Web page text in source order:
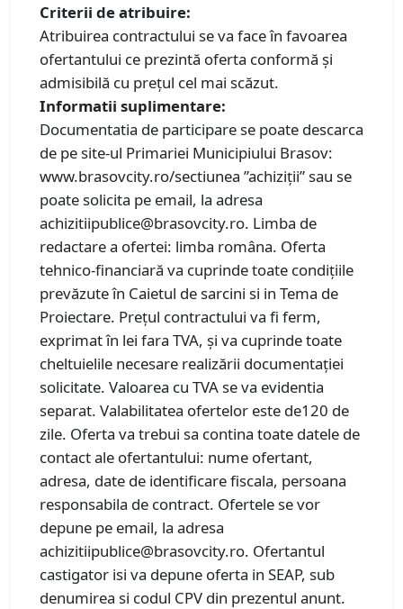
Criterii de atribuire:
Atribuirea contractului se va face în favoarea
ofertantului ce prezintă oferta conformă și
admisibilă cu prețul cel mai scăzut.
Informatii suplimentare:
Documentatia de participare se poate descarca
de pe site-ul Primariei Municipiului Brasov:
www.brasovcity.ro/sectiunea ”achiziții” sau se
poate solicita pe email, la adresa
achizitiipublice@brasovcity.ro. Limba de
redactare a ofertei: limba româna. Oferta
tehnico-financiară va cuprinde toate condițiile
prevăzute în Caietul de sarcini si in Tema de
Proiectare. Prețul contractului va fi ferm,
exprimat în lei fara TVA, și va cuprinde toate
cheltuielile necesare realizării documentației
solicitate. Valoarea cu TVA se va evidentia
separat. Valabilitatea ofertelor este de120 de
zile. Oferta va trebui sa contina toate datele de
contact ale ofertantului: nume ofertant,
adresa, date de identificare fiscala, persoana
responsabila de contract. Ofertele se vor
depune pe email, la adresa
achizitiipublice@brasovcity.ro. Ofertantul
castigator isi va depune oferta in SEAP, sub
denumirea si codul CPV din prezentul anunt.